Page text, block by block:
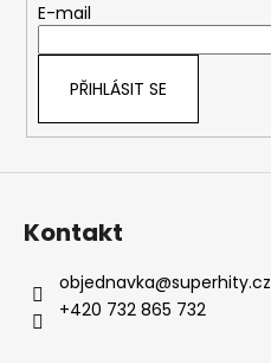
E-mail
PŘIHLÁSIT SE
Kontakt
objednavka@superhity.cz
+420 732 865 732